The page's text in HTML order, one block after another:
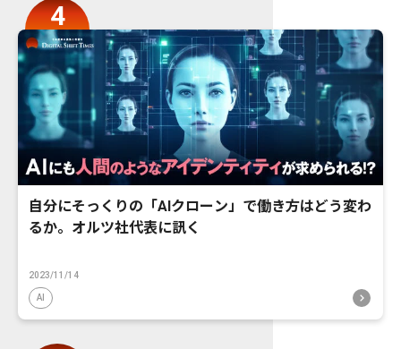
自分にそっくりの「AIクローン」で働き方はどう変わ
るか。オルツ社代表に訊く
2023/11/14
AI